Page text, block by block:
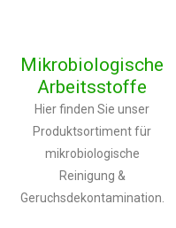
Mikrobiologische
Arbeitsstoffe
Hier finden Sie unser
Produktsortiment für
mikrobiologische
Reinigung &
Geruchsdekontamination.